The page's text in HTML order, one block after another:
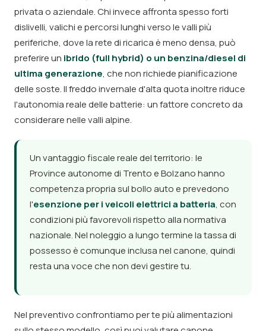
privata o aziendale. Chi invece affronta spesso forti
dislivelli, valichi e percorsi lunghi verso le valli più
periferiche, dove la rete di ricarica è meno densa, può
preferire un ibrido (full hybrid) o un benzina/diesel di
ultima generazione, che non richiede pianificazione
delle soste. Il freddo invernale d'alta quota inoltre riduce
l'autonomia reale delle batterie: un fattore concreto da
considerare nelle valli alpine.
Un vantaggio fiscale reale del territorio: le
Province autonome di Trento e Bolzano hanno
competenza propria sul bollo auto e prevedono
l'esenzione per i veicoli elettrici a batteria, con
condizioni più favorevoli rispetto alla normativa
nazionale. Nel noleggio a lungo termine la tassa di
possesso è comunque inclusa nel canone, quindi
resta una voce che non devi gestire tu.
Nel preventivo confrontiamo per te più alimentazioni